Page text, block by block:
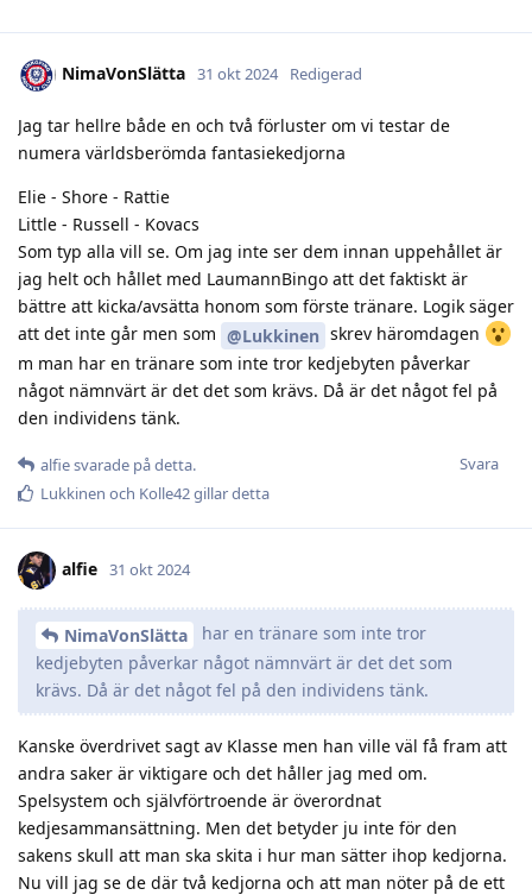
NimaVonSlätta 31 okt 2024 Redigerad
Jag tar hellre både en och två förluster om vi testar de
numera världsberömda fantasiekedjorna
Elie - Shore - Rattie
Little - Russell - Kovacs
Som typ alla vill se. Om jag inte ser dem innan uppehållet är
jag helt och hållet med LaumannBingo att det faktiskt är
bättre att kicka/avsätta honom som förste tränare. Logik säger
att det inte går men som @Lukkinen skrev häromdagen
m man har en tränare som inte tror kedjebyten påverkar
något nämnvärt är det det som krävs. Då är det något fel på
den individens tänk.
Svara
alfiesvarade på detta.
Lukkinen och Kolle42gillar detta
alfie 31 okt 2024
NimaVonSlätta
har en tränare som inte tror
kedjebyten påverkar något nämnvärt är det det som
krävs. Då är det något fel på den individens tänk.
Kanske överdrivet sagt av Klasse men han ville väl få fram att
andra saker är viktigare och det håller jag med om.
Spelsystem och självförtroende är överordnat
kedjesammansättning. Men det betyder ju inte för den
sakens skull att man ska skita i hur man sätter ihop kedjorna.
Nu vill jag se de där två kedjorna och att man nöter på de ett